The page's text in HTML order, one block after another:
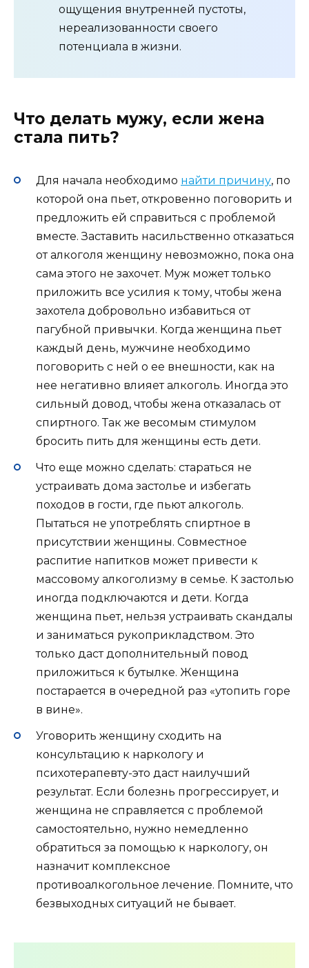
ощущения внутренней пустоты,
нереализованности своего
потенциала в жизни.
Что делать мужу, если жена
стала пить?
Для начала необходимо найти причину, по
которой она пьет, откровенно поговорить и
предложить ей справиться с проблемой
вместе. Заставить насильственно отказаться
от алкоголя женщину невозможно, пока она
сама этого не захочет. Муж может только
приложить все усилия к тому, чтобы жена
захотела добровольно избавиться от
пагубной привычки. Когда женщина пьет
каждый день, мужчине необходимо
поговорить с ней о ее внешности, как на
нее негативно влияет алкоголь. Иногда это
сильный довод, чтобы жена отказалась от
спиртного. Так же весомым стимулом
бросить пить для женщины есть дети.
Что еще можно сделать: стараться не
устраивать дома застолье и избегать
походов в гости, где пьют алкоголь.
Пытаться не употреблять спиртное в
присутствии женщины. Совместное
распитие напитков может привести к
массовому алкоголизму в семье. К застолью
иногда подключаются и дети. Когда
женщина пьет, нельзя устраивать скандалы
и заниматься рукоприкладством. Это
только даст дополнительный повод
приложиться к бутылке. Женщина
постарается в очередной раз «утопить горе
в вине».
Уговорить женщину сходить на
консультацию к наркологу и
психотерапевту-это даст наилучший
результат. Если болезнь прогрессирует, и
женщина не справляется с проблемой
самостоятельно, нужно немедленно
обратиться за помощью к наркологу, он
назначит комплексное
противоалкогольное лечение. Помните, что
безвыходных ситуаций не бывает.